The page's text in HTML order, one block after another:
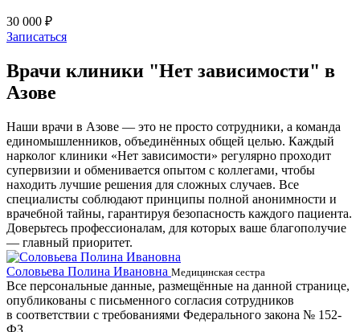
30 000 ₽
Записаться
Врачи клиники "Нет зависимости" в
Азове
Наши врачи в Азове — это не просто сотрудники, а команда
единомышленников, объединённых общей целью. Каждый
нарколог клиники «Нет зависимости» регулярно проходит
супервизии и обменивается опытом с коллегами, чтобы
находить лучшие решения для сложных случаев. Все
специалисты соблюдают принципы полной анонимности и
врачебной тайны, гарантируя безопасность каждого пациента.
Доверьтесь профессионалам, для которых ваше благополучие
— главный приоритет.
Соловьева Полина Ивановна Медицинская сестра
Все персональные данные, размещённые на данной странице,
опубликованы с письменного согласия сотрудников
в соответствии с требованиями Федерального закона № 152-
ФЗ.